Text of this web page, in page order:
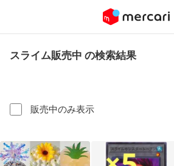
スライム販売中 の検索結果
販売中のみ表示